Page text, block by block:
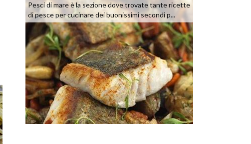
Pesci di mare è la sezione dove trovate tante ricette
di pesce per cucinare dei buonissimi secondi p...